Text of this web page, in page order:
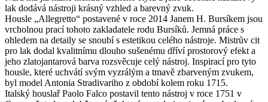
lak dodává nástroji krásný vzhled a barevný zvuk.
Housle „Allegretto“ postavené v roce 2014 Janem H. Bursíkem jsou
vrcholnou prací tohoto zakladatele rodu Bursíků. Jemná práce s
ohledem na detaily se snoubí s estetikou celého nástroje. Mistrův cit
pro lak dodal kvalitnímu dlouho sušenému dříví prostorový efekt a
jeho zlatojantarová barva rozsvěcuje celý nástroj. Inspirací pro tyto
housle, které uchvátí svým vyzrálým a tmavě zbarveným zvukem,
byl model Antonia Stradivariho z období kolem roku 1715.
Italský houslař Paolo Falco postavil tento nástroj v roce 1751 v